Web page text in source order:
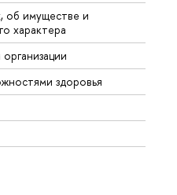
об имуществе и
характера
здоровья